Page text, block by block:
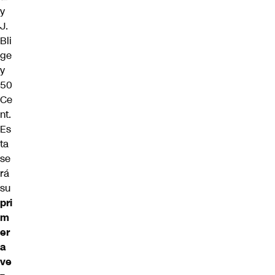
y
J.
Bli
ge
y
50
Ce
nt.
Es
ta
se
rá
su
pri
m
er
a
ve